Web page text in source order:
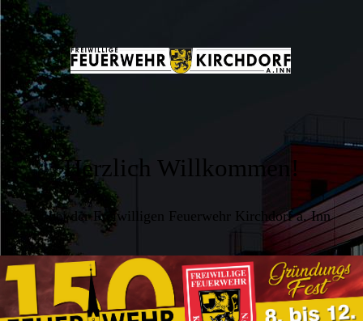
Herzlich Willkommen!
... bei der Freiwilligen Feuerwehr Kirchdorf a. Inn